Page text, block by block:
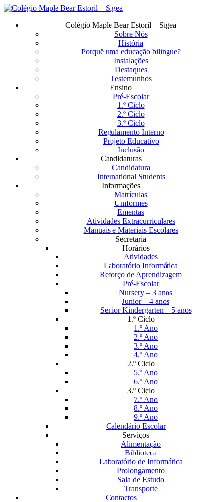
Saltar
Menu
Colégio Maple Bear Estoril – Sigea
Sobre Nós
História
Porquê uma educação bilingue?
Instalações
Destaques
Testemunhos
Ensino
Pré-Escolar
1.º Ciclo
2.º Ciclo
3.º Ciclo
Regulamento Interno
Projeto Educativo
Inclusão
Candidaturas
Candidatura
International Students
Informações
Matrículas
Uniformes
Ementas
Atividades Extracurriculares
Manuais e Materiais Escolares
Secretaria
Horários
Atividades
Laboratório Informática
Reforço de Aprendizagem
Pré-Escolar
Nursery – 3 anos
Junior – 4 anos
Senior Kindergarten – 5 anos
1.º Ciclo
1.º Ano
2.º Ano
3.º Ano
4.º Ano
2.º Ciclo
5.º Ano
6.º Ano
3.º Ciclo
7.º Ano
8.º Ano
9.º Ano
Calendário Escolar
Serviços
Alimentação
Biblioteca
Laboratório de Informática
Prolongamento
Sala de Estudo
Transporte
Contactos